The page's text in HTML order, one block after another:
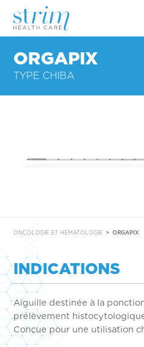
ORGAPIX
TYPE CHIBA
ONCOLOGIE ET HÉMATOLOGIE > ORGAPIX
INDICATIONS
Aiguille destinée à la
prélèvement
Conçue pour une utilisation